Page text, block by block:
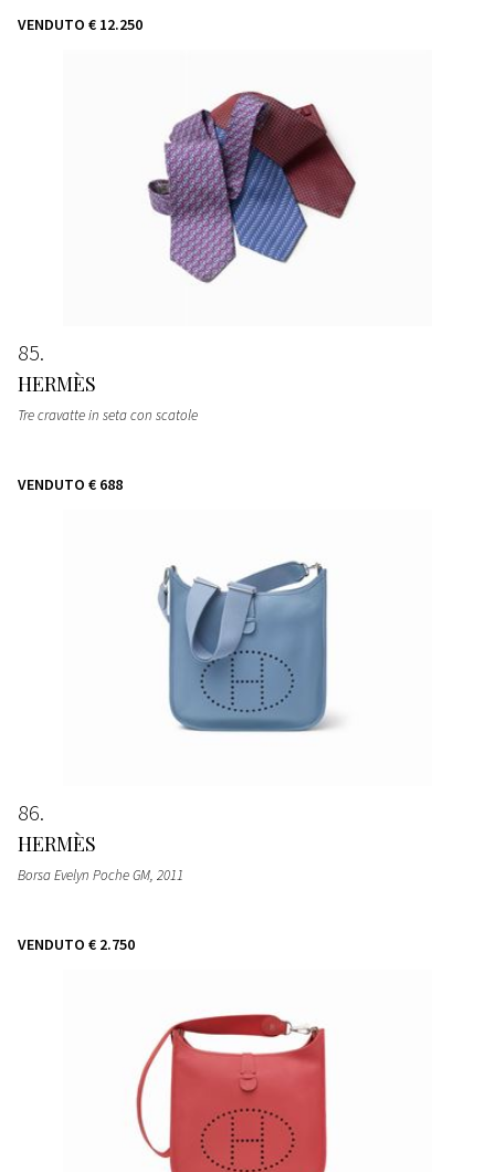
VENDUTO € 12.250
85
HERMÈS
Tre cravatte in seta con scatole
VENDUTO € 688
86
HERMÈS
Borsa Evelyn Poche GM, 2011
VENDUTO € 2.750